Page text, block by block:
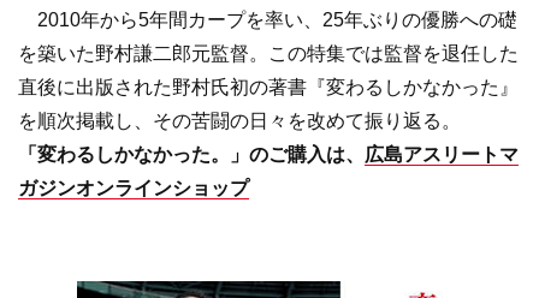
2010年から5年間カープを率い、25年ぶりの優勝への礎
を築いた野村謙二郎元監督。この特集では監督を退任した
直後に出版された野村氏初の著書『変わるしかなかった』
を順次掲載し、その苦闘の日々を改めて振り返る。
「変わるしかなかった。」のご購入は、 広島アスリートマ
ガジンオンラインショップ